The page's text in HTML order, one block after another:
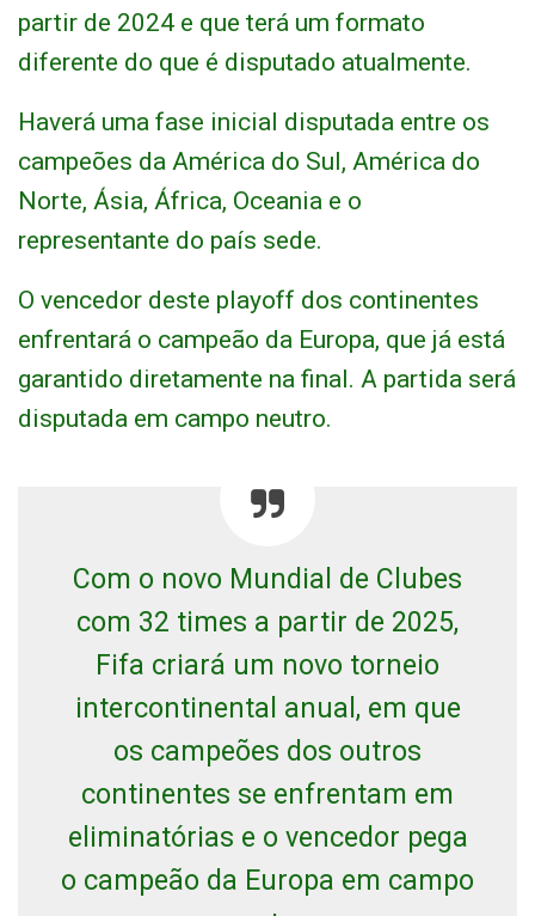
partir de 2024 e que terá um formato
diferente do que é disputado atualmente.
Haverá uma fase inicial disputada entre os
campeões da América do Sul, América do
Norte, Ásia, África, Oceania e o
representante do país sede.
O vencedor deste playoff dos continentes
enfrentará o campeão da Europa, que já está
garantido diretamente na final. A partida será
disputada em campo neutro.
Com o novo Mundial de Clubes
com 32 times a partir de 2025,
Fifa criará um novo torneio
intercontinental anual, em que
os campeões dos outros
continentes se enfrentam em
eliminatórias e o vencedor pega
o campeão da Europa em campo